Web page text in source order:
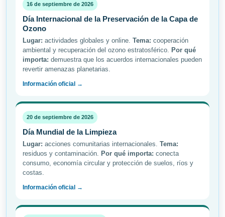
16 de septiembre de 2026
Día Internacional de la Preservación de la Capa de
Ozono
Lugar: actividades globales y online. Tema: cooperación
ambiental y recuperación del ozono estratosférico. Por qué
importa: demuestra que los acuerdos internacionales pueden
revertir amenazas planetarias.
Información oficial →
20 de septiembre de 2026
Día Mundial de la Limpieza
Lugar: acciones comunitarias internacionales. Tema:
residuos y contaminación. Por qué importa: conecta
consumo, economía circular y protección de suelos, ríos y
costas.
Información oficial →